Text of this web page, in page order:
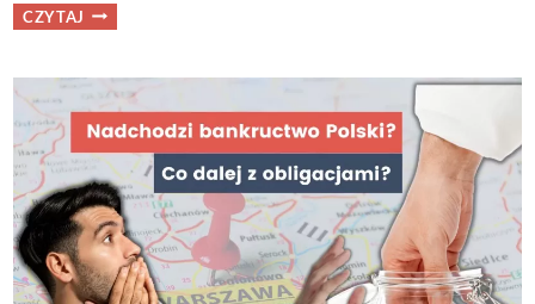
CZYTAJ SPRAWDŹ,
ILE
[KALKULATOR
EMERYTALNY]